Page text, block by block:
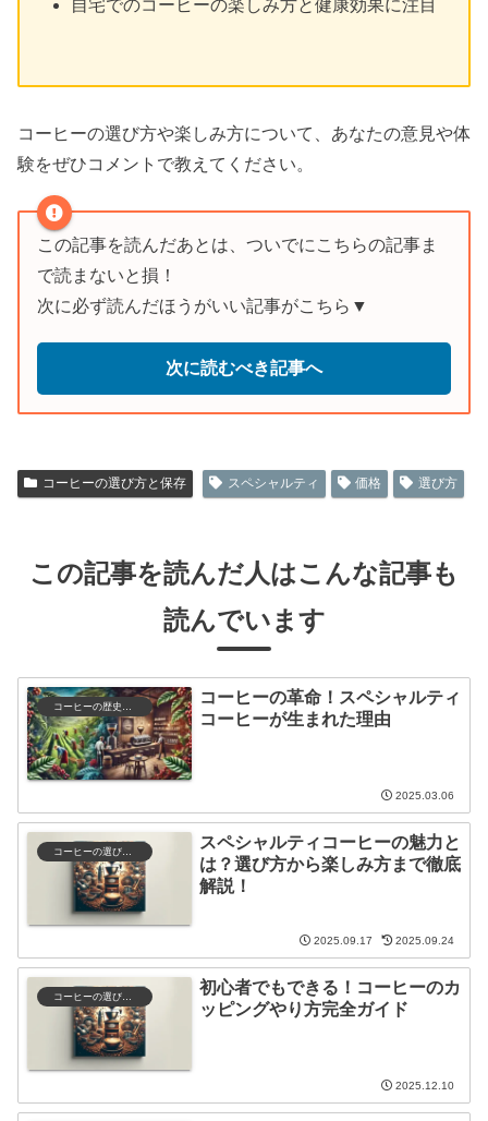
自宅でのコーヒーの楽しみ方と健康効果に注目
コーヒーの選び方や楽しみ方について、あなたの意見や体
験をぜひコメントで教えてください。
この記事を読んだあとは、ついでにこちらの記事ま
で読まないと損！
次に必ず読んだほうがいい記事がこちら▼
次に読むべき記事へ
コーヒーの選び方と保存 スペシャルティ 価格 選び方
この記事を読んだ人はこんな記事も
読んでいます
コーヒーの歴史と文化
コーヒーの革命！スペシャルティ
コーヒーが生まれた理由
2025.03.06
コーヒーの選び方と保存
スペシャルティコーヒーの魅力と
は？選び方から楽しみ方まで徹底
解説！
2025.09.17 2025.09.24
コーヒーの選び方と保存
初心者でもできる！コーヒーのカ
ッピングやり方完全ガイド
2025.12.10